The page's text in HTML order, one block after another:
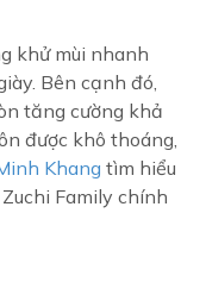
khử mùi nhanh
Bên cạnh đó,
tăng cường khả
được khô thoáng,
Khang tìm hiểu
Family chính